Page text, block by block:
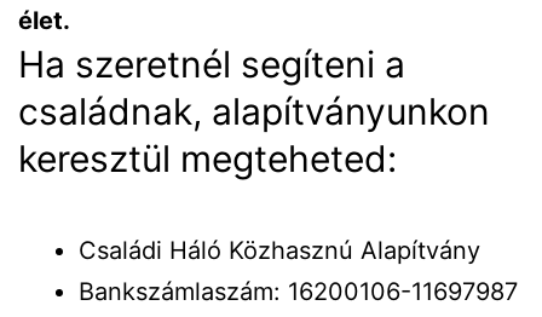
élet.
Ha szeretnél segíteni a
családnak, alapítványunkon
keresztül megteheted:
Családi Háló Közhasznú Alapítvány
Bankszámlaszám: 16200106-11697987